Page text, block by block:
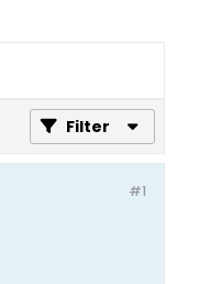
Filter
#1